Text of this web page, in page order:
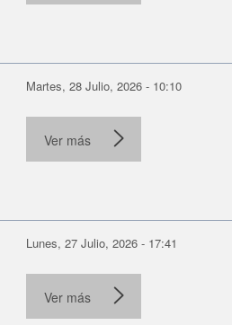
Martes, 28 Julio, 2026 - 10:10
Ver más
Lunes, 27 Julio, 2026 - 17:41
Ver más